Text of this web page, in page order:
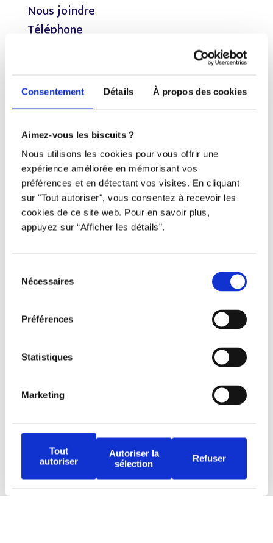
Consentement Détails À propos des cookies
Aimez-vous les biscuits ?
Nous utilisons les cookies pour vous offrir une
expérience améliorée en mémorisant vos
préférences et en détectant vos visites. En cliquant
sur "Tout autoriser", vous consentez à recevoir les
cookies de ce site web. Pour en savoir plus,
appuyez sur “Afficher les détails”.
Nécessaires
Préférences
Statistiques
Marketing
Tout
autoriser
Autoriser la
sélection
Refuser
Nous joindre
Téléphone
Email
Liens utiles
S’inscrire
À propos
Nous contacter
Avertissement
Politique de protection
Conditions d’utilisation